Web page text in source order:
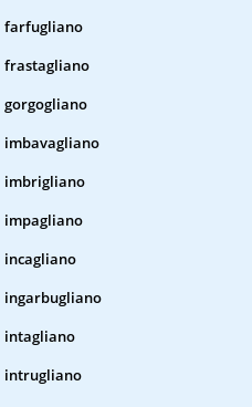
farfugliano
frastagliano
gorgogliano
imbavagliano
imbrigliano
impagliano
incagliano
ingarbugliano
intagliano
intrugliano